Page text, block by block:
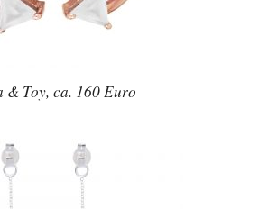
& Toy, ca. 160 Euro